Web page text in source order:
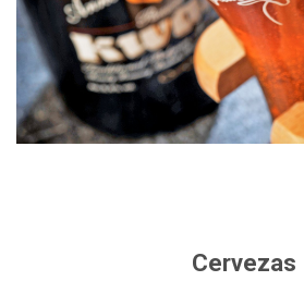
Cervezas